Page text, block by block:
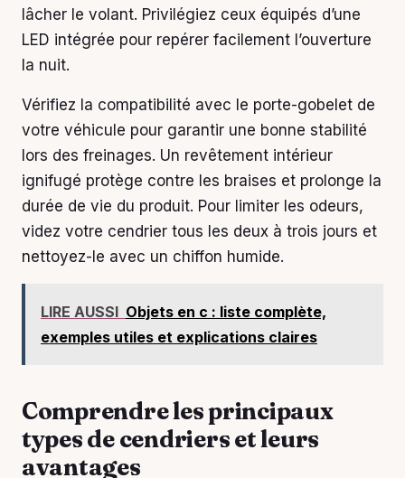
lâcher le volant. Privilégiez ceux équipés d’une
LED intégrée pour repérer facilement l’ouverture
la nuit.
Vérifiez la compatibilité avec le porte-gobelet de
votre véhicule pour garantir une bonne stabilité
lors des freinages. Un revêtement intérieur
ignifugé protège contre les braises et prolonge la
durée de vie du produit. Pour limiter les odeurs,
videz votre cendrier tous les deux à trois jours et
nettoyez-le avec un chiffon humide.
LIRE AUSSI Objets en c : liste complète,
exemples utiles et explications claires
Comprendre les principaux
types de cendriers et leurs
avantages